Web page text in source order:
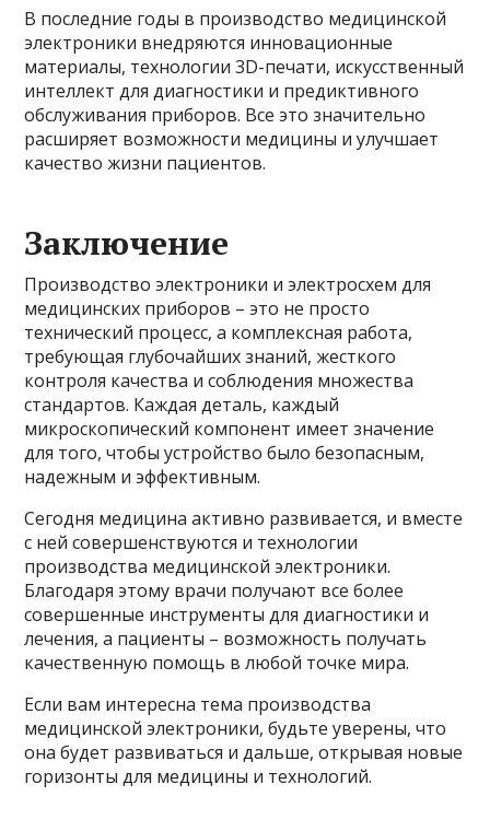
В последние годы в производство медицинской
электроники внедряются инновационные
материалы, технологии 3D-печати, искусственный
интеллект для диагностики и предиктивного
обслуживания приборов. Все это значительно
расширяет возможности медицины и улучшает
качество жизни пациентов.
Заключение
Производство электроники и электросхем для
медицинских приборов – это не просто
технический процесс, а комплексная работа,
требующая глубочайших знаний, жесткого
контроля качества и соблюдения множества
стандартов. Каждая деталь, каждый
микроскопический компонент имеет значение
для того, чтобы устройство было безопасным,
надежным и эффективным.
Сегодня медицина активно развивается, и вместе
с ней совершенствуются и технологии
производства медицинской электроники.
Благодаря этому врачи получают все более
совершенные инструменты для диагностики и
лечения, а пациенты – возможность получать
качественную помощь в любой точке мира.
Если вам интересна тема производства
медицинской электроники, будьте уверены, что
она будет развиваться и дальше, открывая новые
горизонты для медицины и технологий.